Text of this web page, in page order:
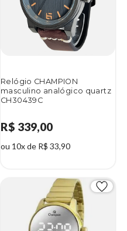
Relógio CHAMPION
masculino analógico quartz
CH30439C
R$ 339,00
ou 10x de R$ 33,90